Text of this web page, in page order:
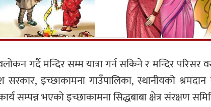
गर्दै मन्दिर सम्म यात्रा गर्न सकिने र मन्दिर
सरकार, इच्छाकामना गाउँपालिका, स्थानीयको
सम्पन्न भएको इच्छाकामना सिद्धबाबा क्षेत्र संरक्षण